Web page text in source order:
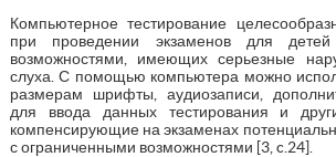
Компьютерное тестирование
при проведении экзаменов для
возможностями, имеющих серьезные
слуха. С помощью компьютера можно
размерам шрифты, аудиозаписи,
для ввода данных тестирования и
компенсирующие на экзаменах
с ограниченными возможностями [3, c.24].